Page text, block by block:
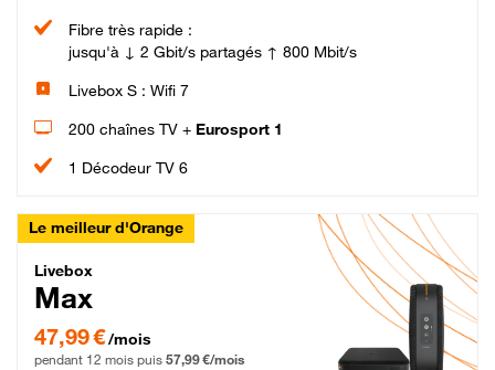
Fibre très rapide :
jusqu'à ↓ 2 Gbit/s partagés ↑ 800 Mbit/s
Livebox S : Wifi 7
200 chaînes TV + Eurosport 1
1 Décodeur TV 6
Le meilleur d'Orange
Livebox Max Fibre
Livebox
Max
47,99 € par mois pendant 12 mois puis 57,99 € par mois, Engagement 12 mois
47,99 €/mois
pendant 12 mois puis 57,99 €/mois